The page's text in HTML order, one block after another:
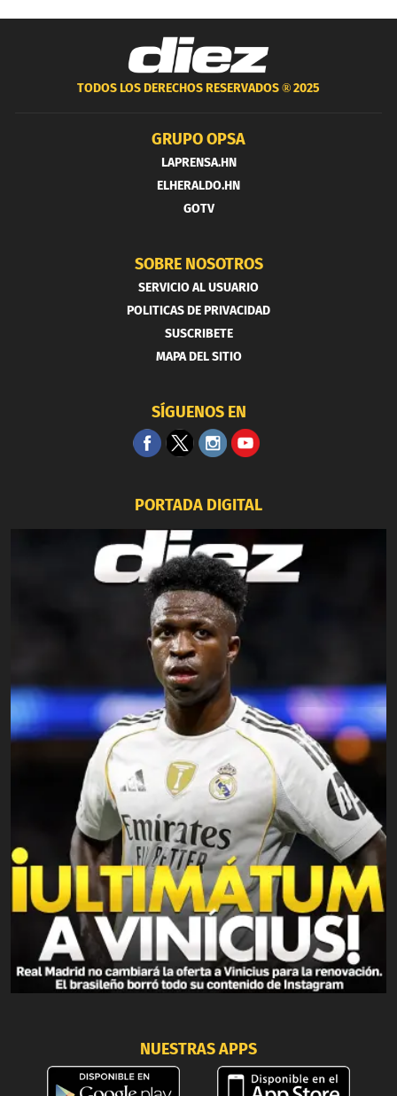
TODOS LOS DERECHOS RESERVADOS ®2025
GRUPO OPSA
LAPRENSA.HN
ELHERALDO.HN
GOTV
SOBRE NOSOTROS
SERVICIO AL USUARIO
POLITICAS DE PRIVACIDAD
SUSCRIBETE
MAPA DEL SITIO
SÍGUENOS EN
PORTADA DIGITAL
NUESTRAS APPS